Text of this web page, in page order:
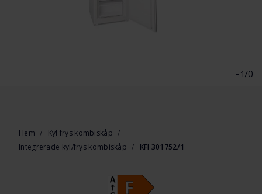
-1/0
Hem
Kyl frys kombiskåp
Integrerade kyl/frys kombiskåp
KFI 301752/1